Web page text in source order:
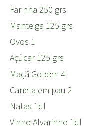
Farinha 250 grs
Manteiga 125 grs
Ovos 1
Açúcar 125 grs
Maçã Golden 4
Canela em pau 2
Natas 1dl
Vinho Alvarinho 1dl